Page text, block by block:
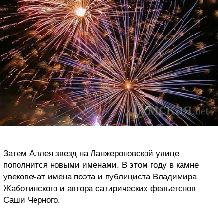
Затем Аллея звезд на Ланжероновской улице
пополнится новыми именами. В этом году в камне
увековечат имена поэта и публициста Владимира
Жаботинского и автора сатирических фельетонов
Саши Черного.